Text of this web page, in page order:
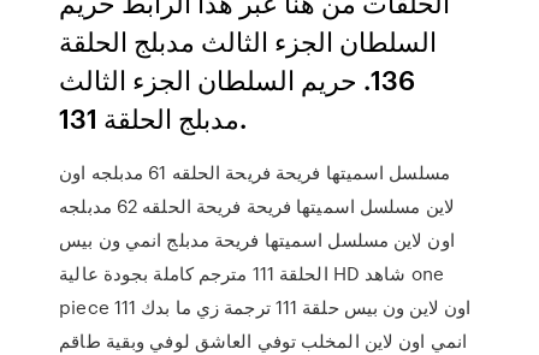
السلطان الجزء الثالث مدبلج الحلقة
136. حريم السلطان الجزء الثالث
مدبلج الحلقة 131.
مسلسل اسميتها فريحة فريحة الحلقه 61 مدبلجه اون
لاين مسلسل اسميتها فريحة فريحة الحلقه 62 مدبلجه
اون لاين مسلسل اسميتها فريحة مدبلج انمي ون بيس
الحلقة 111 مترجم كاملة بجودة عالية HD شاهد one
piece 111 اون لاين ون بيس حلقة 111 ترجمة زي ما بدك
انمي اون لاين المخلب توفي العاشق لوفي وبقية طاقم